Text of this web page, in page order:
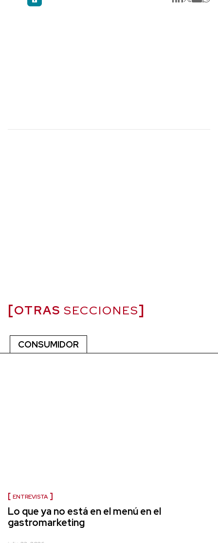
OTRAS SECCIONES
CONSUMIDOR
ENTREVISTA
Lo que ya no está en el menú en el
gastromarketing